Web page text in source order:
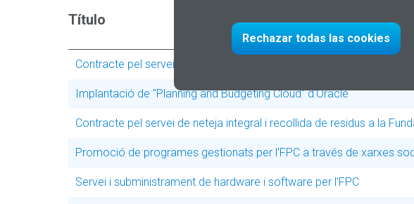
Rechazar todas las cookies
Título
Contracte pel servei de neteja integral i recollida de residus a la
Implantació de "Planning and Budgeting Cloud" d'Oracle
Contracte pel servei de neteja integral i recollida de residus a la
Promoció de programes gestionats per l'FPC a través de xarxes
Servei i subministrament de hardware i software per l'FPC